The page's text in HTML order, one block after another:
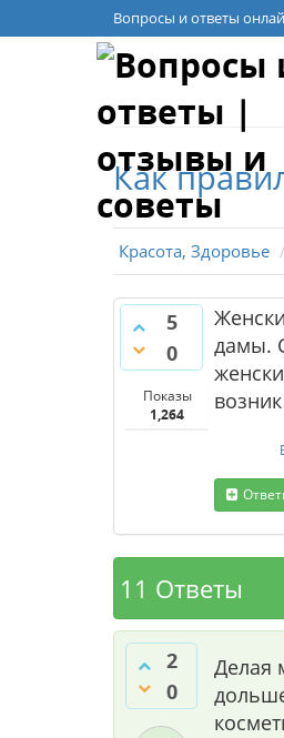
Вопросы и ответы
Как
Красота, Здоровье
5
0
Показы
1,264
дамы.
11 Ответы
2
0
Делая